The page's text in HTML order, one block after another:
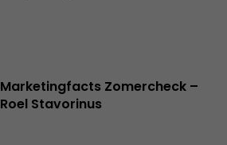
Marketingfacts Zomercheck –
Roel Stavorinus